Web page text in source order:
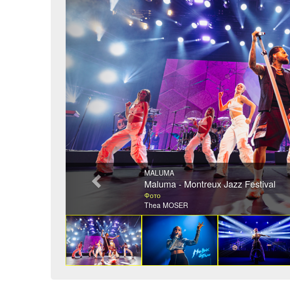
MALUMA
Maluma - Montreux Jazz Festival
Фото
Thea MOSER
Previous